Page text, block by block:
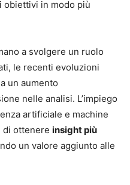
obiettivi in modo più
a svolgere un ruolo
le recenti evoluzioni
un aumento
nelle analisi. L’impiego
artificiale e machine
di ottenere insight più
un valore aggiunto alle